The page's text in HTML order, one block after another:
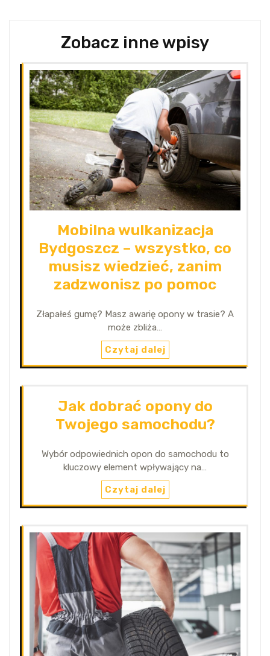
Zobacz inne wpisy
Mobilna wulkanizacja
Bydgoszcz – wszystko, co
musisz wiedzieć, zanim
zadzwonisz po pomoc
Złapałeś gumę? Masz awarię opony w trasie? A
może zbliża…
Czytaj dalej
Jak dobrać opony do
Twojego samochodu?
Wybór odpowiednich opon do samochodu to
kluczowy element wpływający na…
Czytaj dalej